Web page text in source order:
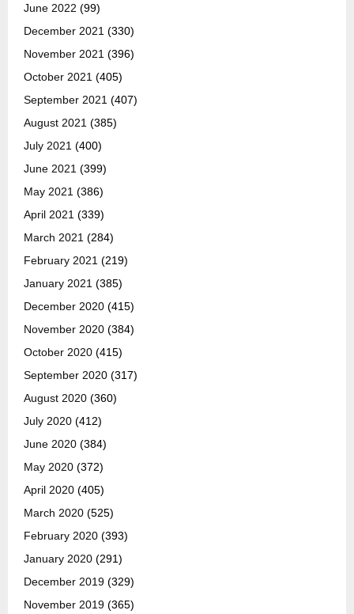
June 2022 (99)
December 2021 (330)
November 2021 (396)
October 2021 (405)
September 2021 (407)
August 2021 (385)
July 2021 (400)
June 2021 (399)
May 2021 (386)
April 2021 (339)
March 2021 (284)
February 2021 (219)
January 2021 (385)
December 2020 (415)
November 2020 (384)
October 2020 (415)
September 2020 (317)
August 2020 (360)
July 2020 (412)
June 2020 (384)
May 2020 (372)
April 2020 (405)
March 2020 (525)
February 2020 (393)
January 2020 (291)
December 2019 (329)
November 2019 (365)